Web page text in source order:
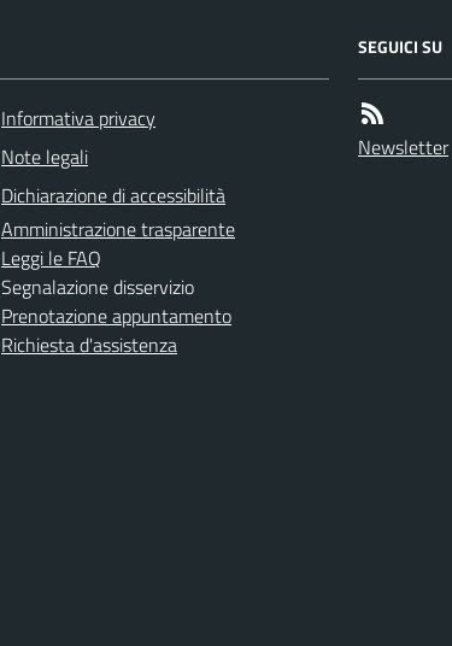
Informativa privacy
Note legali
Dichiarazione di accessibilità
Amministrazione trasparente
Leggi le FAQ
Segnalazione disservizio
Prenotazione appuntamento
Richiesta d'assistenza
SEGUICI SU
Newsletter